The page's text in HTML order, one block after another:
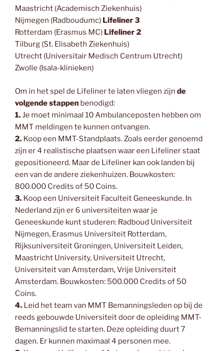
Maastricht (Academisch Ziekenhuis)
Nijmegen (Radboudumc) Lifeliner 3
Rotterdam (Erasmus MC) Lifeliner 2
Tilburg (St. Elisabeth Ziekenhuis)
Utrecht (Universitair Medisch Centrum Utrecht)
Zwolle (Isala-klinieken)
Om in het spel de Lifeliner te laten vliegen zijn de
volgende stappen benodigd:
1. Je moet minimaal 10 Ambulanceposten hebben om
MMT meldingen te kunnen ontvangen.
2. Koop een MMT-Standplaats. Zoals eerder genoemd
zijn er 4 realistische plaatsen waar een Lifeliner staat
gepositioneerd. Maar de Lifeliner kan ook landen bij
een van de andere ziekenhuizen. Bouwkosten:
800.000 Credits of 50 Coins.
3. Koop een Universiteit Faculteit Geneeskunde. In
Nederland zijn er 6 universiteiten waar je
Geneeskunde kunt studeren: Radboud Universiteit
Nijmegen, Erasmus Universiteit Rotterdam,
Rijksuniversiteit Groningen, Universiteit Leiden,
Maastricht University, Universiteit Utrecht,
Universiteit van Amsterdam, Vrije Universiteit
Amsterdam. Bouwkosten: 500.000 Credits of 50
Coins.
4. Leid het team van MMT Bemanningsleden op bij de
reeds gebouwde Universiteit door de opleiding MMT-
Bemanningslid te starten. Deze opleiding duurt 7
dagen. Er kunnen maximaal 4 personen mee.